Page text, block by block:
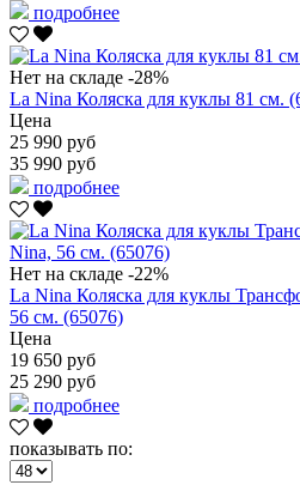
подробнее
Нет на складе -28%
La Nina Коляска для куклы 81 см.
Цена
25 990 руб
35 990 руб
подробнее
Нет на складе -22%
La Nina Коляска для куклы
56 см. (65076)
Цена
19 650 руб
25 290 руб
подробнее
показывать по: